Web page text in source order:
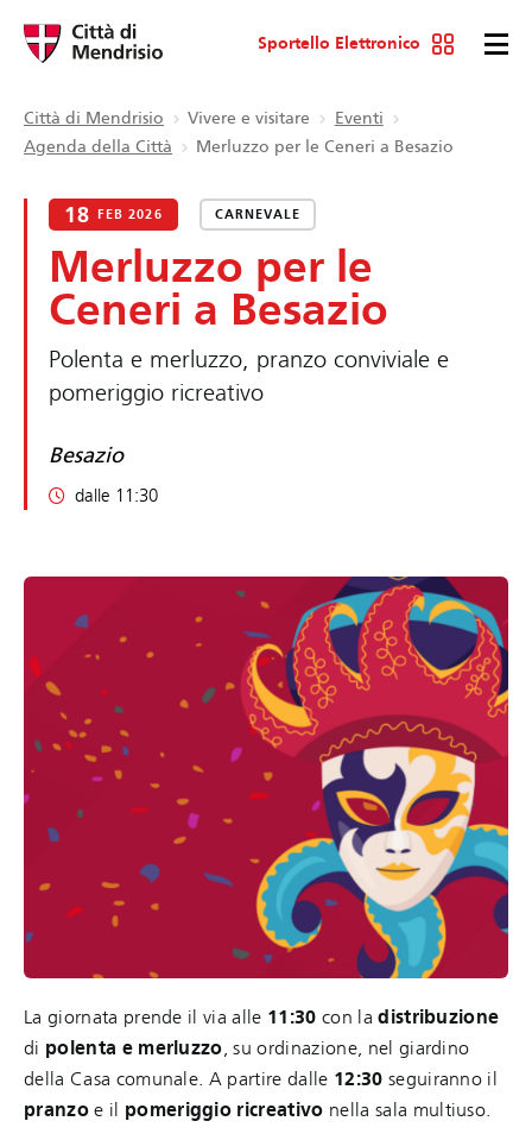
Sportello Elettronico
Città di Mendrisio Vivere e visitare
Eventi
Agenda della Città
Merluzzo per le Ceneri a Besazio
18 FEB 2026 CARNEVALE
Merluzzo per le
Ceneri a Besazio
Polenta e merluzzo, pranzo conviviale e
pomeriggio ricreativo
Besazio
dalle 11:30
La giornata prende il via alle 11:30 con ladistribuzione
di polenta e merluzzo, su ordinazione, nel giardino
della Casa comunale. A partire dalle 12:30 seguiranno il
pranzoe il pomeriggio ricreativo nella sala multiuso.